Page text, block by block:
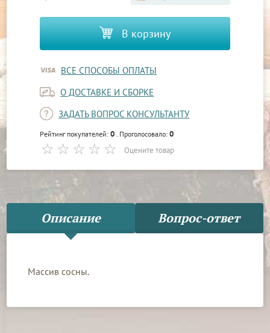
В корзину
ВСЕ СПОСОБЫ ОПЛАТЫ
О ДОСТАВКЕ И СБОРКЕ
ЗАДАТЬ ВОПРОС КОНСУЛЬТАНТУ
Рейтинг покупателей:0 . Проголосовало:0
Оцените товар
Описание Вопрос-ответ
Массив сосны.